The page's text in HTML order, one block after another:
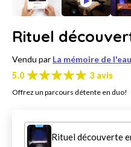
Rituel
Vendu par La mémoire de l'eau
5.0
3 avis
Offrez un parcours détente en duo!
Rituel découverte